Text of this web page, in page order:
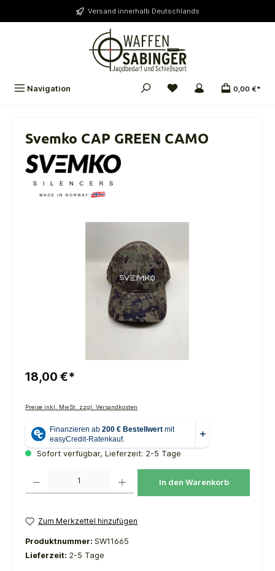
Versand innerhalb Deutschlands
Navigation 0,00 €*
Svemko CAP GREEN CAMO
18,00 €*
Preise inkl. MwSt. zzgl. Versandkosten
Sofort verfügbar, Lieferzeit: 2-5 Tage
In den Warenkorb
Zum Merkzettel hinzufügen
Produktnummer: SW11665
Lieferzeit: 2-5 Tage